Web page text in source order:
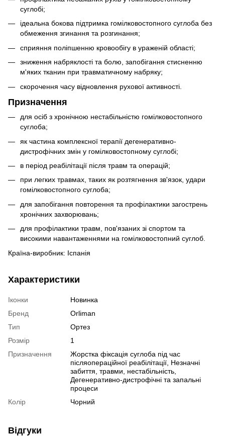
суглобі;
ідеальна бокова підтримка гомілковостопного суглоба без
обмеження згинання та розгинання;
сприяння поліпшенню кровообігу в ураженій області;
зниження набряклості та болю, запобігання стисненню
м'яких тканин при травматичному набряку;
скорочення часу відновлення рухової активності.
Призначення
для осіб з хронічною нестабільністю гомілковостопного
суглоба;
як частина комплексної терапії дегенеративно-
дистрофічних змін у гомілковостопному суглобі;
в період реабілітації після травм та операцій;
при легких травмах, таких як розтягнення зв'язок, удари
гомілковостопного суглоба;
для запобігання повторення та профілактики загострень
хронічних захворювань;
для профілактики травм, пов'язаних зі спортом та
високими навантаженнями на гомілковостопний суглоб.
Країна-виробник: Іспанія
Характеристики
Іконки
Новинка
Бренд
Orliman
Тип
Ортез
Розмір
1
Призначення
Жорстка фіксація суглоба під час
післяопераційної реабілітації, Незначні
забиття, травми, нестабільність,
Дегенеративно-дистрофічні та запальні
процеси
Колір
Чорний
Відгуки